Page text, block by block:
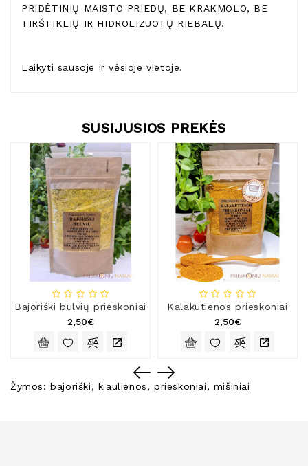
PRIDĖTINIŲ MAISTO PRIEDŲ, BE KRAKMOLO, BE
TIRŠTIKLIŲ IR HIDROLIZUOTŲ RIEBALŲ.
Laikyti sausoje ir vėsioje vietoje.
SUSIJUSIOS PREKĖS
Bajoriški bulvių prieskoniai
2,50€
Kalakutienos prieskoniai
2,50€
Žymos:bajoriški, kiaulienos,prieskoniai, mišiniai